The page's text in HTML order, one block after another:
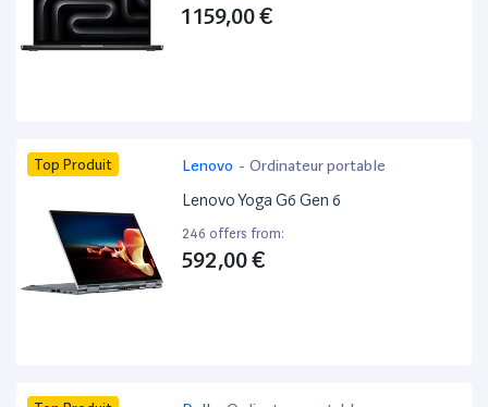
1 159,00 €
Top Produit Lenovo - Ordinateur portable
Lenovo Yoga G6 Gen 6
246 offers from:
592,00 €